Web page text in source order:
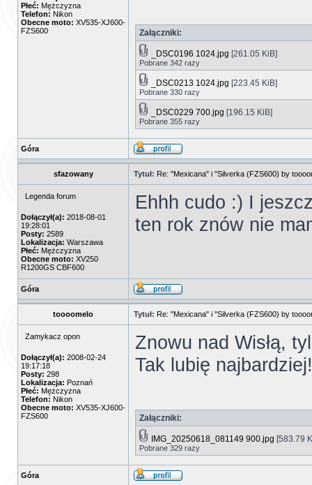
Płeć: Mężczyzna
Telefon: Nikon
Obecne moto: XV535-XJ600-
FZS600
Załączniki:
_DSC0196 1024.jpg [261.05 KiB]
Pobrane 342 razy
_DSC0213 1024.jpg [223.45 KiB]
Pobrane 330 razy
_DSC0229 700.jpg [196.15 KiB]
Pobrane 355 razy
Góra
sfazowany Tytuł: Re: "Mexicana" i "Silverka (FZS600) by
Legenda forum
Dołączył(a): 2018-08-01
19:28:01
Posty: 2589
Lokalizacja: Warszawa
Płeć: Mężczyzna
Obecne moto: XV250
R1200GS CBF600
Ehhh cudo :) I
ten rok znów nie
Góra
toooomelo Tytuł: Re: "Mexicana" i "Silverka (FZS600) by
Zamykacz opon
Dołączył(a): 2008-02-24
19:17:18
Posty: 298
Lokalizacja: Poznań
Płeć: Mężczyzna
Telefon: Nikon
Obecne moto: XV535-XJ600-
FZS600
Znowu nad Wisłą,
Tak lubię
Załączniki:
IMG_20250618_081149 900.jpg [583.79
Pobrane 329 razy
Góra